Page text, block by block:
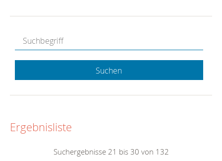
Suchen
Ergebnisliste
Suchergebnisse 21 bis 30 von 132